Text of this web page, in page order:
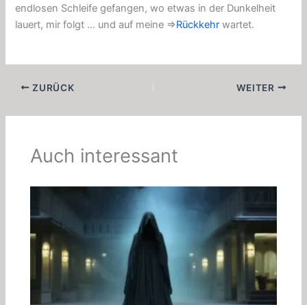
endlosen Schleife gefangen, wo etwas in der Dunkelheit
lauert, mir folgt … und auf meine ⇒Rückkehr wartet.
ZURÜCK WEITER
Auch interessant